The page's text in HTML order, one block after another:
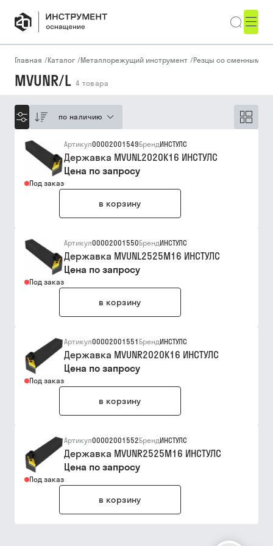
Главная /Каталог /Металлорежущий инструмент /Резцы со сменными
MVUNR/L 4 товара
по наличию
Под заказ
Артикул00002001549БрендИНСТУЛС
Державка MVUNL2020K16 ИНСТУЛС
Цена по запросу
в корзину
Под заказ
Артикул00002001550БрендИНСТУЛС
Державка MVUNL2525M16 ИНСТУЛС
Цена по запросу
в корзину
Под заказ
Артикул00002001551 БрендИНСТУЛС
Державка MVUNR2020K16 ИНСТУЛС
Цена по запросу
в корзину
Под заказ
Артикул00002001552БрендИНСТУЛС
Державка MVUNR2525M16 ИНСТУЛС
Цена по запросу
в корзину